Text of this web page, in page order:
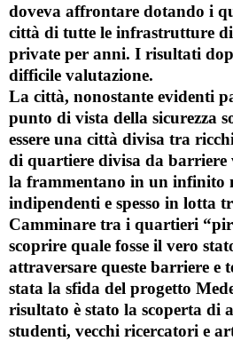
doveva affrontare dotando i
città di tutte le infrastrutture
private per anni. I risultati
difficile valutazione.
La città, nonostante evidenti
punto di vista della sicurezza
essere una città divisa tra
di quartiere divisa da barriere
la frammentano in un infinito
indipendenti e spesso in lotta
Camminare tra i quartieri
scoprire quale fosse il vero
attraversare queste barriere e
stata la sfida del progetto
risultato è stato la scoperta di
studenti, vecchi ricercatori e